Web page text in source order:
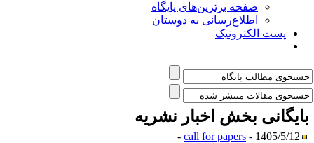
صفحه برترین‌های پایگاه
اطلاع‌رسانی به دوستان
پست الکترونیک
بخش اخبار نشریه
call for papers - 1405/5/12 -